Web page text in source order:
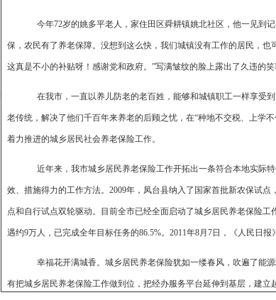
今年72岁的姚多平老人，家住田区舜耕镇姚北社区，他一见到
保，农民有了养老保障。没想到这么快，我们城镇没有工作的居民，
这真是不小的补贴呀！感谢党和政府。”写满皱纹的脸上露出了久违的笑
在我市，一直以养儿防老的老百姓，能够和城镇职工一样享受到
老传统，解决了他们千百年来养老的后顾之忧，在“种地不交税、上学
着力推进的城乡居民社会养老保险工作。
近年来，我市城乡居民养老保险工作开拓出一条符合本地实际
效、措施得力的工作方法。2009年，凤台县纳入了国家首批新农保试
点和自行试点双轮驱动。目前全市已经全面启动了城乡居民养老保险
遇约9万人，已完成全年目标任务的86.5%。2011年8月7日，《人民日
幸福花开满城香。城乡居民养老保险犹如一缕春风，吹遍了能
有把城乡居民养老保险工作做到位，把经办服务平台延伸到基层，建